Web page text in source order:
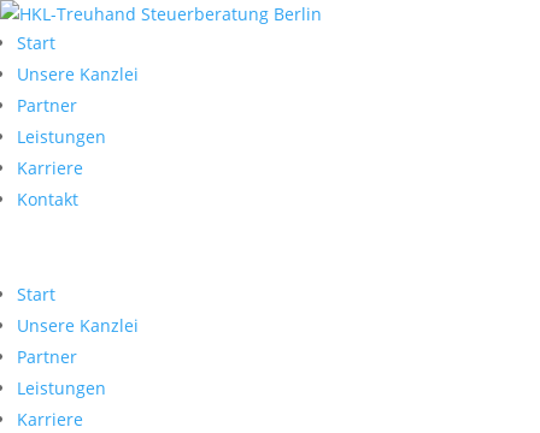
Start
Unsere Kanzlei
Partner
Leistungen
Karriere
Kontakt
Start
Unsere Kanzlei
Partner
Leistungen
Karriere